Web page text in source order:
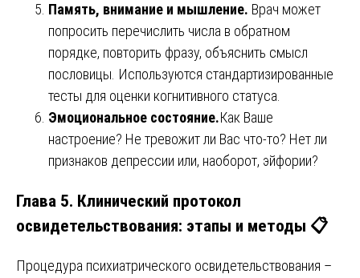
Память, внимание и мышление. Врач может
попросить перечислить числа в обратном
порядке, повторить фразу, объяснить смысл
пословицы. Используются стандартизированные
тесты для оценки когнитивного статуса.
Эмоциональное состояние.Как Ваше
настроение? Не тревожит ли Вас что-то? Нет ли
признаков депрессии или, наоборот, эйфории?
Глава 5. Клинический протокол
освидетельствования: этапы и методы 📋
Процедура психиатрического освидетельствования –